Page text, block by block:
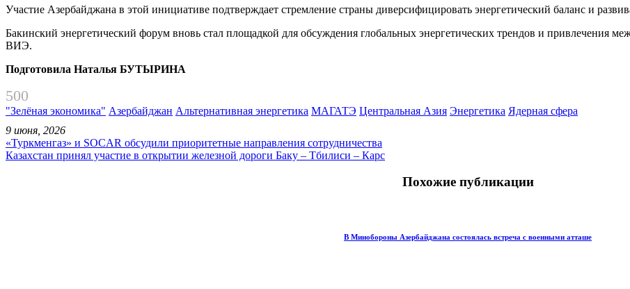
Участие Азербайджана в этой инициативе подтверждает стремление страны диверсифицировать энергетический баланс и
Бакинский энергетический форум вновь стал площадкой для обсуждения глобальных энергетических трендов и привлечения
ВИЭ.
Подготовила Наталья БУТЫРИНА
500
"Зелёная экономика" Азербайджан Альтернативная энергетика МАГАТЭ Центральная Азия Энергетика Ядерная сфера
9 июня, 2026
«Туркменгаз» и SOCAR обсудили приоритетные направления сотрудничества
Казахстан принял участие в открытии железной дороги Баку – Тбилиси – Карс
Похожие публикации
В Минобороны Азербайджана состоялась встреча с военными атташе